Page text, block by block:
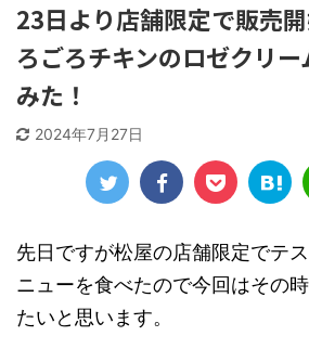
23日より店舗限定で販売
ろごろチキンのロゼクリ
みた！
2024年7月27日
先日ですが松屋の店舗限定でテ
ニューを食べたので今回はその
たいと思います。